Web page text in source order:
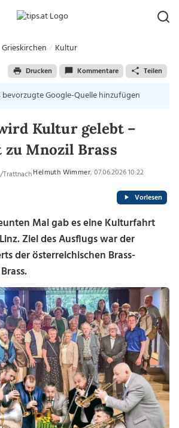
Grieskirchen Kultur
Drucken Kommentare Teilen
bevorzugte Google-Quelle hinzufügen
Kultur gelebt –
Mnozil Brass
Helmuth Wimmer, 07.06.2026 10:22
Vorlesen
Mal gab es eine Kulturfahrt
Ziel des Ausflugs war der
der österreichischen Brass-